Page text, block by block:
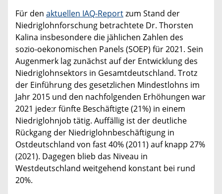
Für den aktuellen IAQ-Reportzum Stand der
Niedriglohnforschung betrachtete Dr. Thorsten
Kalina insbesondere die jählichen Zahlen des
sozio-oekonomischen Panels (SOEP) für 2021. Sein
Augenmerk lag zunächst auf der Entwicklung des
Niedriglohnsektors in Gesamtdeutschland. Trotz
der Einführung des gesetzlichen Mindestlohns im
Jahr 2015 und den nachfolgenden Erhöhungen war
2021 jede:r fünfte Beschäftigte (21%) in einem
Niedriglohnjob tätig. Auffällig ist der deutliche
Rückgang der Niedriglohnbeschäftigung in
Ostdeutschland von fast 40% (2011) auf knapp 27%
(2021). Dagegen blieb das Niveau in
Westdeutschland weitgehend konstant bei rund
20%.